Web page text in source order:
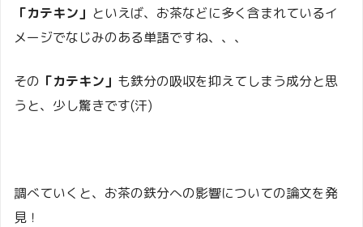
「カテキン」 といえば、お茶などに多く含まれているイ
メージでなじみのある単語ですね、、、
その 「カテキン」 も鉄分の吸収を抑えてしまう成分と思
うと、少し驚きです(汗)
調べていくと、お茶の鉄分への影響についての論文を発
見！